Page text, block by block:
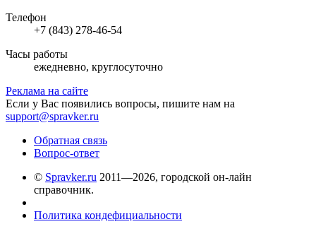
Телефон
+7 (843) 278-46-54
Часы работы
ежедневно, круглосуточно
Реклама на сайте
Если у Вас появились вопросы, пишите нам на
support@spravker.ru
Обратная связь
Вопрос-ответ
© Spravker.ru 2011—2026, городской он-лайн
справочник.
Политика кондефициальности